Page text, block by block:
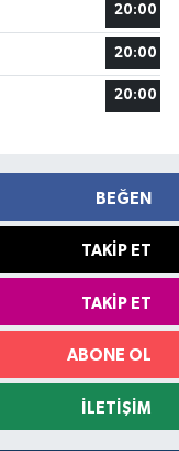
20:00
20:00
20:00
BEĞEN
TAKIP ET
TAKIP ET
ABONE OL
İLETIŞIM